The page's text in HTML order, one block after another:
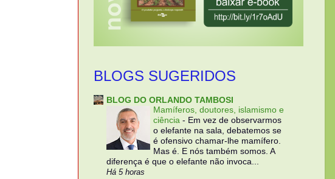
BLOGS SUGERIDOS
BLOG DO ORLANDO TAMBOSI
Mamíferos, doutores, islamismo e
ciência - Em vez de observarmos
o elefante na sala, debatemos se
é ofensivo chamar-lhe mamífero.
Mas é. E nós também somos. A
diferença é que o elefante não invoca...
Há 5 horas